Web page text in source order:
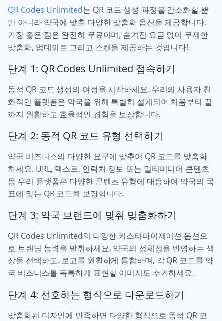
QR Codes Unlimited는 QR 코드 생성 과정을 간소화할 뿐
만 아니라 약국에 맞춘 다양한 맞춤화 옵션을 제공합니다.
가장 좋은 점은 완전히 무료이며, 숨겨진 요금 없이 무제한
맞춤화, 업데이트 그리고 스캔을 제공하는 것입니다!
단계 1: QR Codes Unlimited 접속하기
동적 QR 코드 생성의 여정을 시작하세요. 우리의 사용자 친
화적인 플랫폼은 약국을 위해 특별히 설계되어 처음부터 끝
까지 원활하고 효율적인 경험을 보장합니다.
단계 2: 동적 QR 코드 유형 선택하기
약국 비즈니스의 다양한 요구에 맞추어 QR 코드를 맞춤화
하세요. URL, 텍스트, 연락처 정보 또는 멀티미디어 콘텐츠
등 우리 플랫폼은 다양한 콘텐츠 유형에 대응하여 약국의 목
표에 맞는 QR 코드를 보장합니다.
단계 3: 약국 브랜드에 맞춰 맞춤화하기
QR Codes Unlimited의 다양한 커스터마이제이션 옵션으
로 브랜딩 능력을 발휘하세요. 약국의 정체성을 반영하는 색
상을 선택하고, 로고를 원활하게 통합하며, 각 QR 코드를 약
국 비즈니스를 독특하게 표현할 이미지도 추가하세요.
단계 4: 선호하는 형식으로 다운로드하기
맞춤화된 디자인에 만족하면 다양한 형식으로 동적 QR 코